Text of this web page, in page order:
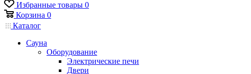
Избранные товары 0
Корзина 0
Каталог
Сауна
Оборудование
Электрические печи
Двери